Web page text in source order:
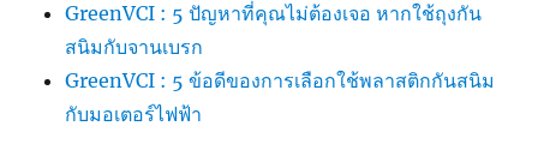
GreenVCI : 5 ปัญหาที่คุณไม่ต้องเจอ หากใช้ถุงกัน
สนิมกับจานเบรก
GreenVCI : 5 ข้อดีของการเลือกใช้พลาสติกกันสนิม
กับมอเตอร์ไฟฟ้า